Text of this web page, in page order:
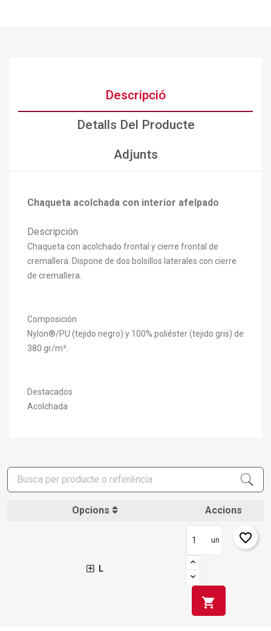
Afegir a la llista de desitjos
Crear una llista de desitjos ×
Connectar-se
Cal que connecteu per a desar els productes a la vostra
Descripció
Detalls Del Producte
Adjunts
Chaqueta acolchada con interior afelpado
Descripción
Chaqueta con acolchado frontal y cierre frontal de
cremallera. Dispone de dos bolsillos laterales con cierre
de cremallera.
Composición
Nylon®/PU (tejido negro) y 100% poliéster (tejido gris) de
380 gr/m².
Destacados
Acolchada
Opcions Accions
L
un
shopping_cart
favorite_border